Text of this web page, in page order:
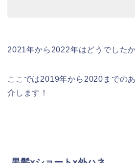
2021年から2022年はどうでした
ここでは2019年から2020までの
介します！